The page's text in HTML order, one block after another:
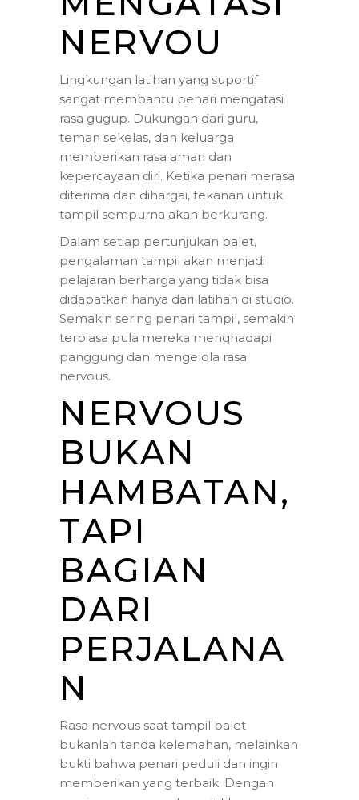
NERVOU
Lingkungan latihan yang suportif
sangat membantu penari mengatasi
rasa gugup. Dukungan dari guru,
teman sekelas, dan keluarga
memberikan rasa aman dan
kepercayaan diri. Ketika penari merasa
diterima dan dihargai, tekanan untuk
tampil sempurna akan berkurang.
Dalam setiap pertunjukan balet,
pengalaman tampil akan menjadi
pelajaran berharga yang tidak bisa
didapatkan hanya dari latihan di studio.
Semakin sering penari tampil, semakin
terbiasa pula mereka menghadapi
panggung dan mengelola rasa
nervous.
NERVOUS
BUKAN
HAMBATAN,
TAPI
BAGIAN
DARI
PERJALANA
N
Rasa nervous saat tampil balet
bukanlah tanda kelemahan, melainkan
bukti bahwa penari peduli dan ingin
memberikan yang terbaik. Dengan